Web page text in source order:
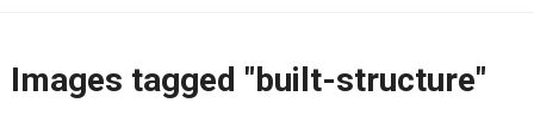
Images tagged "built-structure"